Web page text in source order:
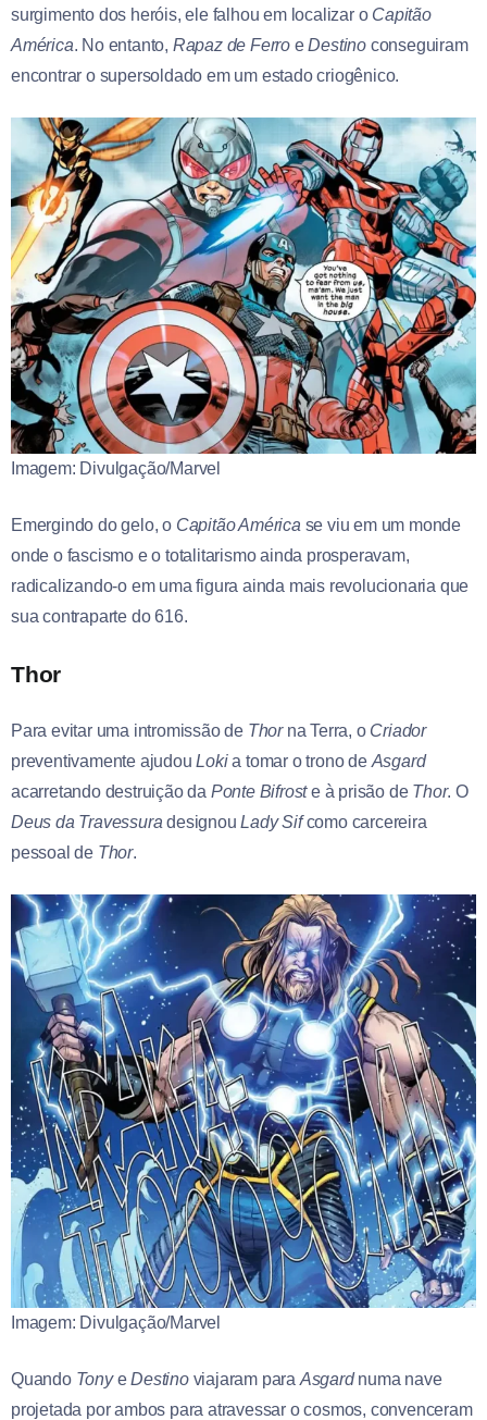
surgimento dos heróis, ele falhou em localizar o Capitão
América. No entanto, Rapaz de Ferro eDestino conseguiram
encontrar o supersoldado em um estado criogênico.
Imagem: Divulgação/Marvel
Emergindo do gelo, o Capitão América se viu em um monde
onde o fascismo e o totalitarismo ainda prosperavam,
radicalizando-o em uma figura ainda mais revolucionaria que
sua contraparte do 616.
Thor
Para evitar uma intromissão de Thorna Terra, o Criador
preventivamente ajudouLokia tomar o trono de Asgard
acarretando destruição da Ponte Bifroste à prisão de Thor. O
Deus da Travessura designouLady Sifcomo carcereira
pessoal de Thor.
Imagem: Divulgação/Marvel
Quando TonyeDestinoviajaram para Asgardnuma nave
projetada por ambos para atravessar o cosmos, convenceram